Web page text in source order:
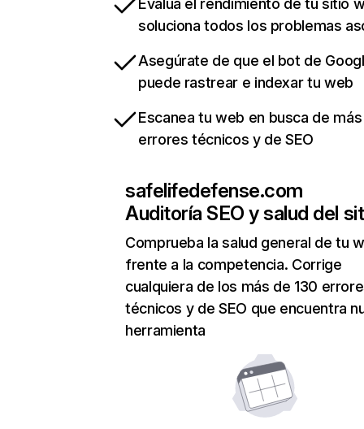
Evalua el rendimiento de tu sitio
soluciona todos los problemas
Asegúrate de que el bot de
puede rastrear e indexar tu web
Escanea tu web en busca de
errores técnicos y de SEO
safelifedefense.com
Auditoría SEO y salud del
Comprueba la salud general de tu
frente a la competencia. Corrige
cualquiera de los más de 130
técnicos y de SEO que encuentra
herramienta